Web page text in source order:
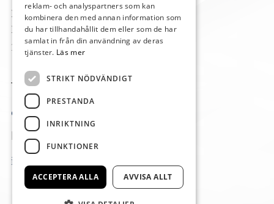
Mysinge Stenhuggeri AB
Mysinge 105
386 60 Mörbylånga
Telefon
0485-40593
E-post
info@mysingesten.se
reklam- och analyspartners som kan
kombinera den med annan information som
du har tillhandahållit dem eller som de har
samlat in från din användning av deras
tjänster. Läs mer
STRIKT NÖDVÄNDIGT
PRESTANDA
INRIKTNING
FUNKTIONER
ACCEPTERA ALLA AVVISA ALLT